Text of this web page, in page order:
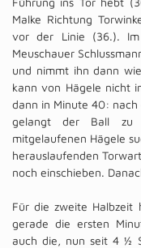
Malke Richtung
vor der Linie (36.). Im
Meuschauer
und nimmt ihn dann
kann von Hägele nicht
dann in Minute 40:
gelangt der Ball zu
mitgelaufenen Hägele
herauslaufenden
noch einschieben.
Für die zweite Halbzeit
gerade die ersten
auch die, nun seit 4 ½